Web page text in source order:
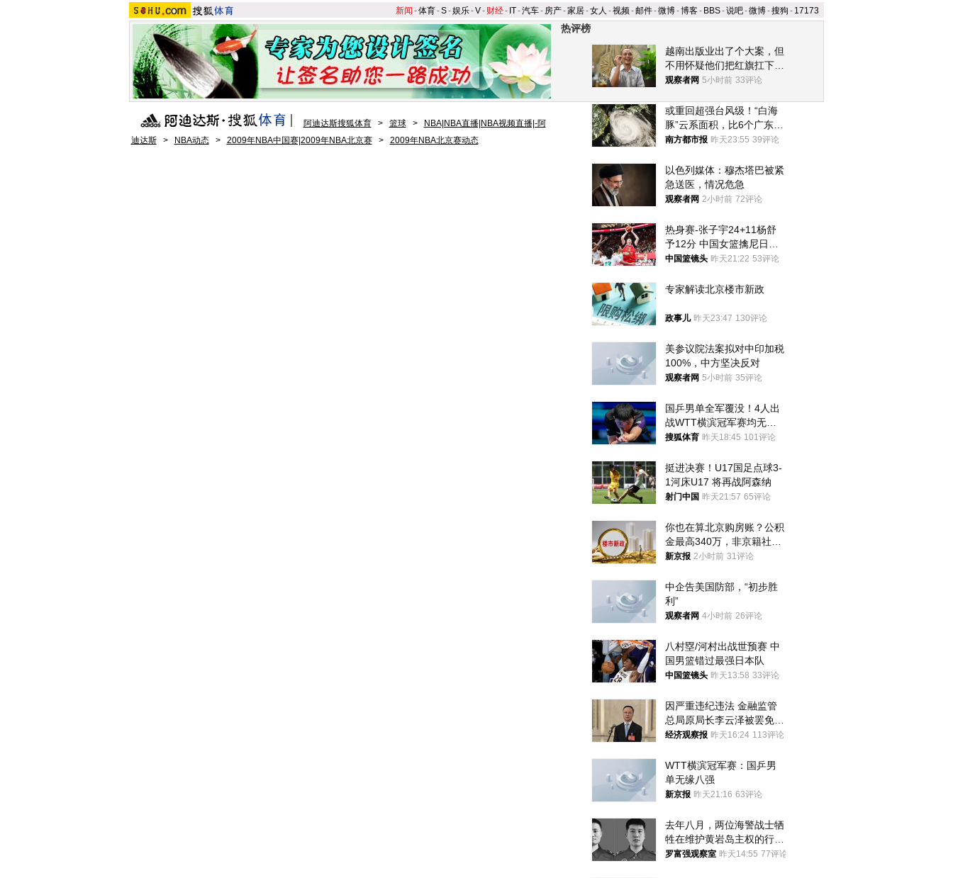
新闻 -体育-S-娱乐-V- 财经- IT-汽车- 房产-家居-女人 -视频-邮件-微博-博客- BBS-说吧-微博-搜狗 - 17173
热评榜
越南出版业出了个大案，但
不用怀疑他们把红旗扛下去
的决心
观察者网 5小时前 33评论
或重回超强台风级！“白海
豚”云系面积，比6个广东还
大！深圳官方：注意这件事
南方都市报 昨天23:55 39评论
以色列媒体：穆杰塔巴被紧
急送医，情况危急
观察者网 2小时前 72评论
热身赛-张子宇24+11杨舒
予12分 中国女篮擒尼日利
亚
中国篮镜头 昨天21:22 53评论
专家解读北京楼市新政
政事儿 昨天23:47 130评论
美参议院法案拟对中印加税
100%，中方坚决反对
观察者网 5小时前 35评论
国乒男单全军覆没！4人出
战WTT横滨冠军赛均无缘
八强
搜狐体育 昨天18:45 101评论
挺进决赛！U17国足点球3-
1河床U17 将再战阿森纳
射门中国 昨天21:57 65评论
你也在算北京购房账？公积
金最高340万，非京籍社保
1年
新京报 2小时前 31评论
中企告美国防部，“初步胜
利”
观察者网 4小时前 26评论
八村塁/河村出战世预赛 中
国男篮错过最强日本队
中国篮镜头 昨天13:58 33评论
因严重违纪违法 金融监管
总局原局长李云泽被罢免全
国人大代表
经济观察报 昨天16:24 113评论
WTT横滨冠军赛：国乒男
单无缘八强
新京报 昨天21:16 63评论
去年八月，两位海警战士牺
牲在维护黄岩岛主权的行动
中
罗富强观察室 昨天14:55 77评论
阿迪达斯搜狐体育 > 篮球 >
NBA|NBA直播|NBA视频直播|-阿
迪达斯
> NBA动态 > 2009年NBA中国赛|2009年NBA北京赛 > 2009年NBA北京赛动态